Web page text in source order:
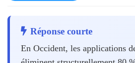
Réponse courte
En Occident, les applications